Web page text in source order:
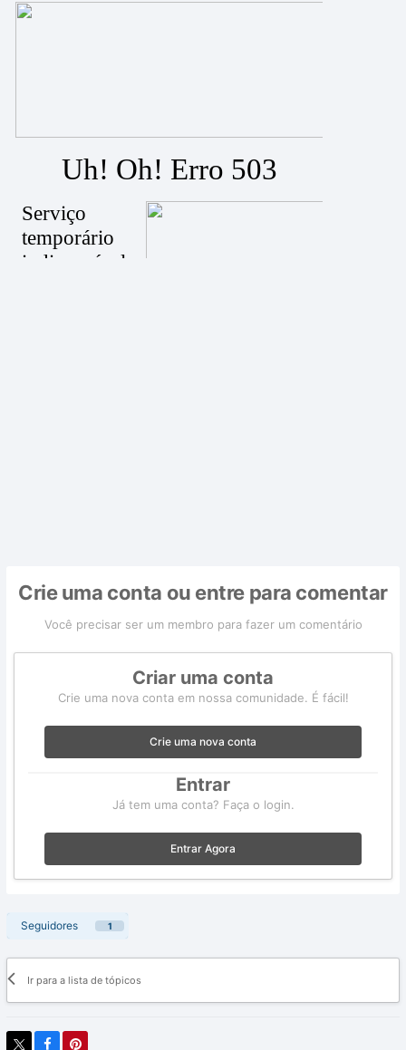
Crie uma conta ou entre para comentar
Você precisar ser um membro para fazer um comentário
Criar uma conta
Crie uma nova conta em nossa comunidade. É fácil!
Crie uma nova conta
Entrar
Já tem uma conta? Faça o login.
Entrar Agora
Seguidores 1
Ir para a lista de tópicos